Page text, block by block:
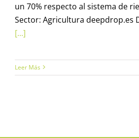
un 70% respecto al sistema de
Sector: Agricultura deepdrop.es
[...]
Leer Más